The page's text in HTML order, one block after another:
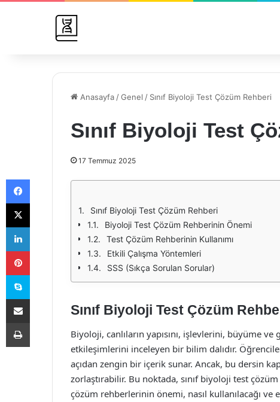
Anasayfa /Genel / Sınıf Biyoloji Test Çözüm Rehberi
Sınıf Biyoloji Test
17 Temmuz 2025
Sınıf Biyoloji Test Çözüm Rehberi
Biyoloji Test Çözüm Rehberinin Önemi
Test Çözüm Rehberinin Kullanımı
Etkili Çalışma Yöntemleri
SSS (Sıkça Sorulan Sorular)
Sınıf Biyoloji Test Çözüm
Biyoloji, canlıların yapısını, işlevlerini, büyüme
etkileşimlerini inceleyen bir bilim dalıdır.
açıdan zengin bir içerik sunar. Ancak, bu dersin
zorlaştırabilir. Bu noktada, sınıf biyoloji test
çözüm rehberlerinin önemi, nasıl kullanılacağı ve
Facebook
X
LinkedIn
Pinterest
Skype
E-Posta ile paylaş